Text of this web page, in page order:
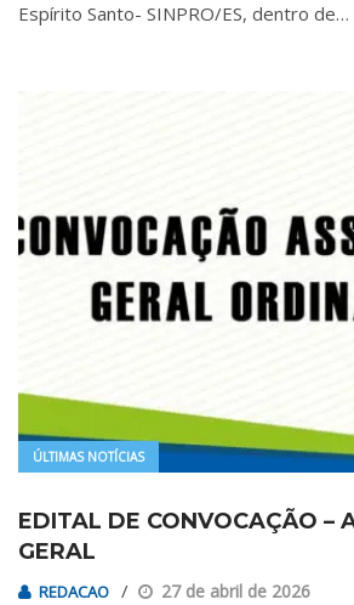
Espírito Santo- SINPRO/ES, dentro de…
ÚLTIMAS NOTÍCIAS
EDITAL DE CONVOCAÇÃO –
GERAL
REDACAO 27 de abril de 2026